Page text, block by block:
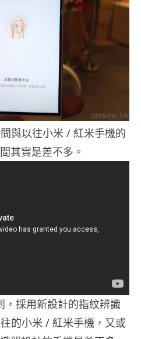
與以往小米 / 紅米手機的
其實是差不多。
採用新設計的指紋辨識
的小米 / 紅米手機，又或